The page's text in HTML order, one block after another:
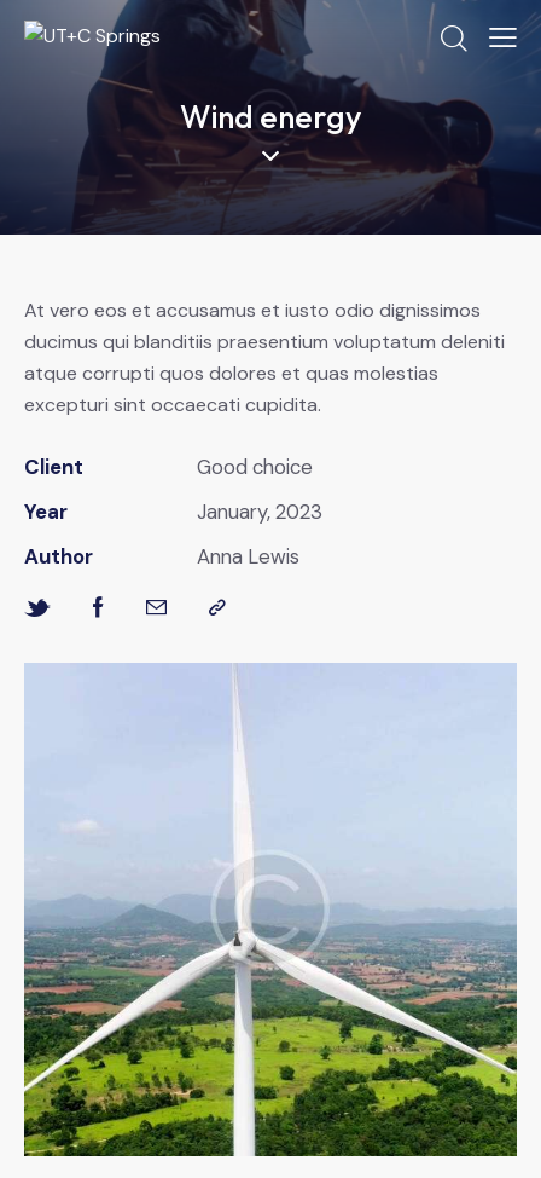
Wind energy
At vero eos et accusamus et iusto odio dignissimos
ducimus qui blanditiis praesentium voluptatum deleniti
atque corrupti quos dolores et quas molestias
excepturi sint occaecati cupidita.
Client
Good choice
Year
January, 2023
Author
Anna Lewis